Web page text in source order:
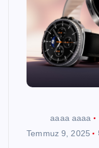
aaaa aaaa
Temmuz 9, 2025